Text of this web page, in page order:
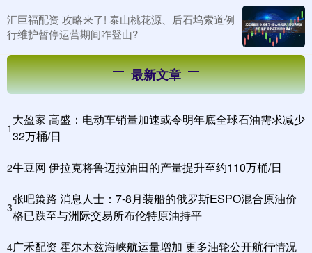
汇巨福配资 攻略来了! 泰山桃花源、后石坞索道例
行维护暂停运营期间咋登山?
最新文章
1
大盈家 高盛：电动车销量加速或令明年底全球石油需求减少
32万桶/日
2牛豆网 伊拉克将鲁迈拉油田的产量提升至约110万桶/日
3
张吧策路 消息人士：7-8月装船的俄罗斯ESPO混合原油价
格已跌至与洲际交易所布伦特原油持平
4广禾配资 霍尔木兹海峡航运量增加 更多油轮公开航行情况